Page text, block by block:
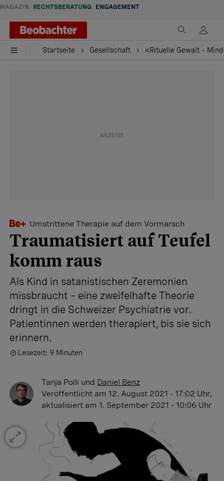
MAGAZIN RECHTSBERATUNG ENGAGEMENT
Startseite Gesellschaft «Rituelle Gewalt –
Umstrittene Therapie auf dem Vormarsch
Traumatisiert auf Teufel
komm raus
Als Kind in satanistischen Zeremonien
missbraucht – eine zweifelhafte Theorie
dringt in die Schweizer Psychiatrie vor.
Patientinnen werden therapiert, bis sie sich
erinnern.
Lesezeit: 9 Minuten
Tanja Polli und Daniel Benz
Veröffentlicht am 12. August 2021 - 17:02 Uhr,
aktualisiert am 1. September 2021 - 10:06 Uhr